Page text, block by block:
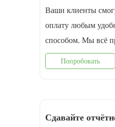
Ваши клиенты
оплату любым
способом. Мы всё
Попробовать
Сдавайте